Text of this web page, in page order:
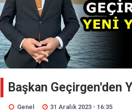
Başkan Geçirgen'den
Genel 31 Aralık 2023 - 16:35